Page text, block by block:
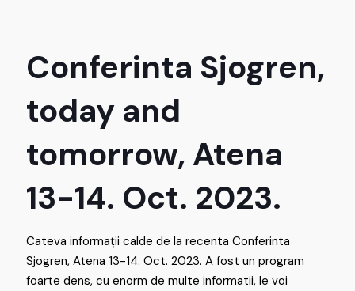
Conferinta Sjogren,
today and
tomorrow, Atena
13-14. Oct. 2023.
Cateva informații calde de la recenta Conferinta
Sjogren, Atena 13-14. Oct. 2023. A fost un program
foarte dens, cu enorm de multe informatii, le voi